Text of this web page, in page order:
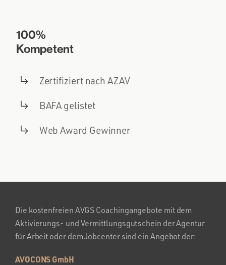
100%
Kompetent
Zertifiziert nach AZAV
BAFA gelistet
Web Award Gewinner
Die kostenfreien AVGS Coachingangebote mit dem
Aktivierungs- und Vermittlungsgutschein der Agentur
für Arbeit oder dem Jobcenter sind ein Angebot der:
AVOCONS GmbH